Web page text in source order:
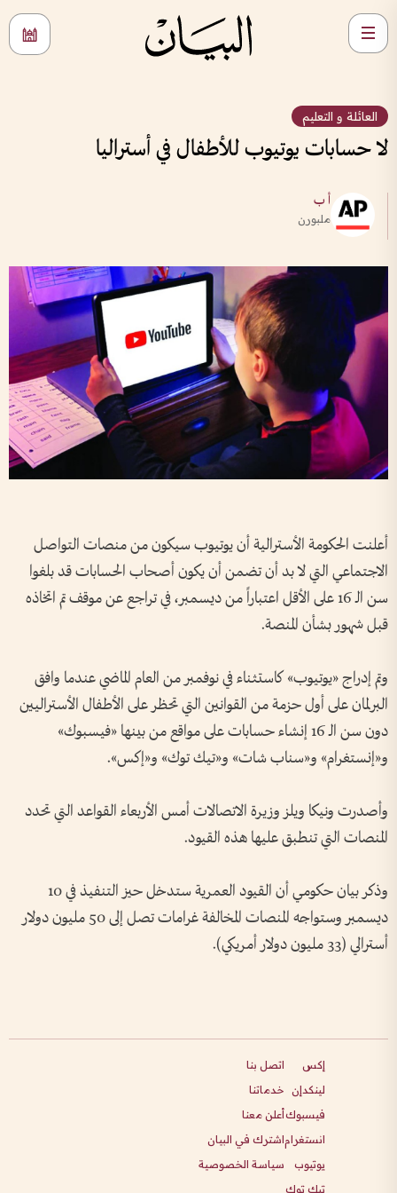
العائلة و التعليم
لا حسابات يوتيوب للأطفال في أستراليا
أ ب
ملبورن
أعلنت الحكومة الأسترالية أن يوتيوب سيكون من منصات التواصل
الاجتماعي التي لا بد أن تضمن أن يكون أصحاب الحسابات قد بلغوا
سن الـ 16 على الأقل اعتباراً من ديسمبر، في تراجع عن موقف تم اتخاذه
قبل شهور بشأن المنصة.
وتم إدراج «يوتيوب» كاستثناء في نوفمبر من العام الماضي عندما وافق
البرلمان على أول حزمة من القوانين التي تحظر على الأطفال الأستراليين
دون سن الـ 16 إنشاء حسابات على مواقع من بينها «فيسبوك»
و«إنستغرام» و«سناب شات» و«تيك توك» و«إكس».
وأصدرت ونيكا ويلز وزيرة الاتصالات أمس الأربعاء القواعد التي تحدد
المنصات التي تنطبق عليها هذه القيود.
وذكر بيان حكومي أن القيود العمرية ستدخل حيز التنفيذ في 10
ديسمبر وستواجه المنصات المخالفة غرامات تصل إلى 50 مليون دولار
أسترالي (33 مليون دولار أمريكي).
إكس
لينكدإن
فيسبوك
انستغرام
يوتيوب
تيك توك
اتصل بنا
خدماتنا
أعلن معنا
اشترك في البيان
سياسة الخصوصية